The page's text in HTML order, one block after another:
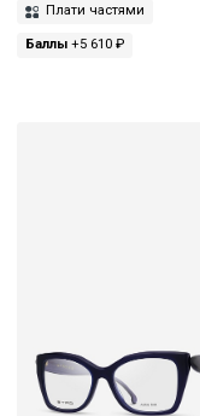
Плати частями
Баллы +5 610 ₽